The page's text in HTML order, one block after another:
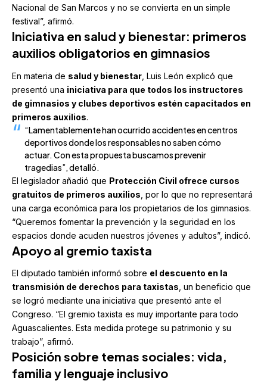
Nacional de San Marcos y no se convierta en un simple
festival”, afirmó.
Iniciativa en salud y bienestar: primeros
auxilios obligatorios en gimnasios
En materia de salud y bienestar , Luis León explicó que
presentó una iniciativa para que todos los instructores
de gimnasios y clubes deportivos estén capacitados en
primeros auxilios.
“Lamentablemente han ocurrido accidentes en centros
deportivos donde los responsables no saben cómo
actuar. Con esta propuesta buscamos prevenir
tragedias”, detalló.
El legislador añadió que Protección Civil ofrece cursos
gratuitos de primeros auxilios , por lo que no representará
una carga económica para los propietarios de los gimnasios.
“Queremos fomentar la prevención y la seguridad en los
espacios donde acuden nuestros jóvenes y adultos”, indicó.
Apoyo al gremio taxista
El diputado también informó sobre el descuento en la
transmisión de derechos para taxistas , un beneficio que
se logró mediante una iniciativa que presentó ante el
Congreso. “El gremio taxista es muy importante para todo
Aguascalientes. Esta medida protege su patrimonio y su
trabajo”, afirmó.
Posición sobre temas sociales: vida,
familia y lenguaje inclusivo